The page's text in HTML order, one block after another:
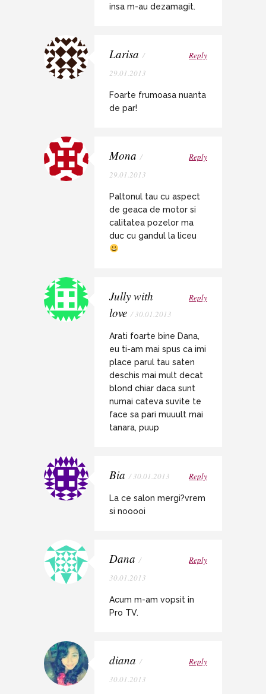
insa m-au dezamagit.
Larisa /
29.01.2013
Reply
Foarte frumoasa nuanta
de par!
Mona /
29.01.2013
Reply
Paltonul tau cu aspect
de geaca de motor si
calitatea pozelor ma
duc cu gandul la liceu
Jully with
love / 30.01.2013
Reply
Arati foarte bine Dana,
eu ti-am mai spus ca imi
place parul tau saten
deschis mai mult decat
blond chiar daca sunt
numai cateva suvite te
face sa pari muuult mai
tanara, puup
Bia / 30.01.2013 Reply
La ce salon mergi?vrem
si nooooi
Dana /
30.01.2013
Reply
Acum m-am vopsit in
Pro TV.
diana /
30.01.2013
Reply